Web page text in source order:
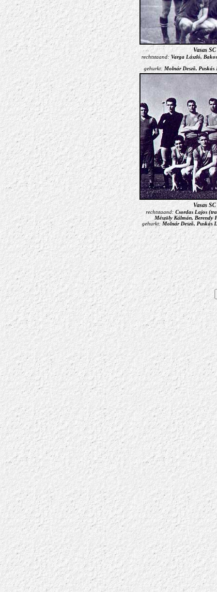
Vasas
rechtstaand:Varga László,
gehurkt: Molnár Deszõ,
Vasas
rechtstaand: Csordas Lajos
Mészöly Kálmán, Berendy
gehurkt: Molnár Deszõ, Puskás